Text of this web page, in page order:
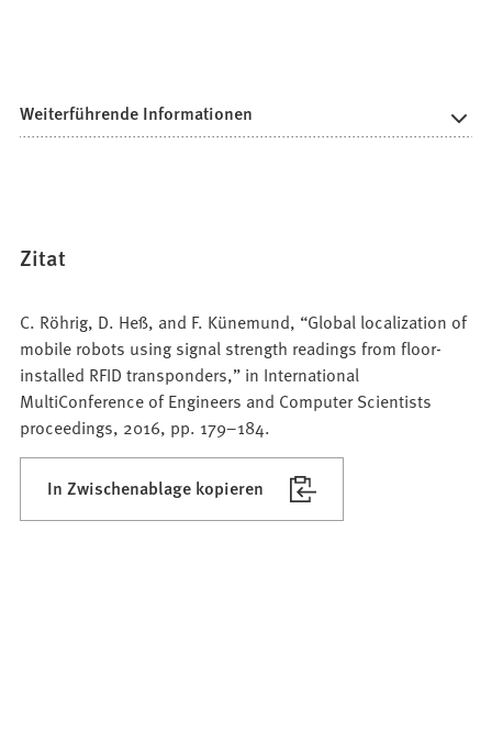
Weiterführende Informationen
Zitat
C. Röhrig, D. Heß, and F. Künemund, “Global localization of
mobile robots using signal strength readings from floor-
installed RFID transponders,” in International
MultiConference of Engineers and Computer Scientists
proceedings, 2016, pp. 179–184.
In Zwischenablage kopieren